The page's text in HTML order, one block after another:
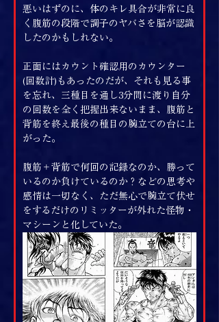
悪いはずのに、体のキレ具合が非常に良
く腹筋の段階で調子のヤバさを脳が認識
したのかもしれない。
正面にはカウント確認用のカウンター
(回数計)もあったのだが、それも見る事
を忘れ、三種目を通し3分間に渡り自分
の回数を全く把握出来ないまま、腹筋と
背筋を終え最後の種目の腕立ての台に上
がった。
腹筋＋背筋で何回の記録なのか、勝って
いるのか負けているのか？などの思考や
感情は一切なく、ただ無心で腕立て伏せ
をするだけのリミッターが外れた怪物・
マシーンと化していた。